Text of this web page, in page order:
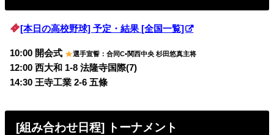
[本日の高校野球] 予定・結果 [全国一覧]
10:00 開会式 選手宣誓：合同C•関西中央 杉田悠真主将
12:00 西大和 1-8 法隆寺国際(7)
14:30 王寺工業 2-6 五條
[組み合わせ日程] トーナメント